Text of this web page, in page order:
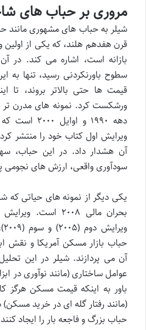
مروری بر حباب های
قرن هفدهم هلند، که یکی از
بازانه است، اشاره می کند. در
سطوح باورنکردنی رسید، تنها به
قیمت ها حتی بالاتر بروند، تا
ورشکست کرد. نمونه های مدرن تر
دهه ۱۹۹۰ و
ویرایش اول کتاب خود را منتشر
آن هشدار داد. در این حباب،
سودآوری واقعی، ارزش های نجومی
یکی دیگر از نمونه های حیاتی که
بحران مالی ۲۰۰۸
حباب بازار مسکن آمریکا و نقش
آن می پردازند. شیلر در این
عوامل ساختاری (مانند نوآوری در
باور به اینکه قیمت مسکن هرگز
(مانند رفتار گله ای در خرید
حباب بزرگ و فاجعه بار را ایجاد